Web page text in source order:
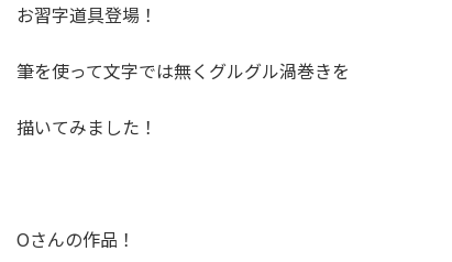
お習字道具登場！
筆を使って文字では無くグルグル渦巻きを
描いてみました！
Oさんの作品！